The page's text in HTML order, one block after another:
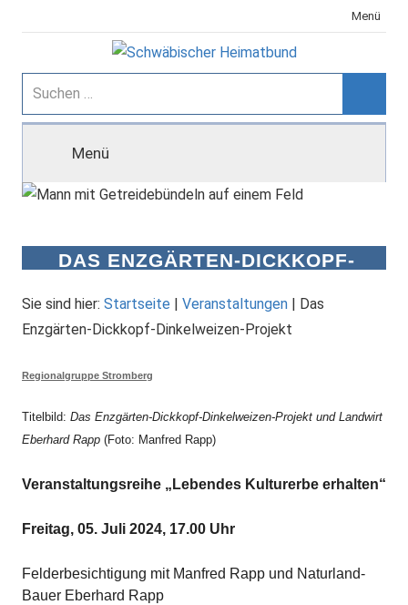
Inhalt
Menü
Schwäbischer
Heimatbund
Suchen
nach:
Menü
DAS ENZGÄRTEN-DICKKOPF-
Sie sind hier: Startseite | Veranstaltungen | Das
Enzgärten-Dickkopf-Dinkelweizen-Projekt
Regionalgruppe Stromberg
Titelbild: Das Enzgärten-Dickkopf-Dinkelweizen-Projekt und Landwirt
Eberhard Rapp (Foto: Manfred Rapp)
Veranstaltungsreihe „Lebendes Kulturerbe erhalten“
Freitag, 05. Juli 2024, 17.00 Uhr
Felderbesichtigung mit Manfred Rapp und Naturland-
Bauer Eberhard Rapp